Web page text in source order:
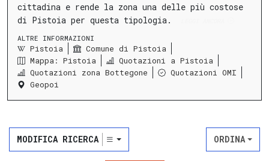
cittadina e rende la zona una delle più costose
di Pistoia per questa tipologia.
ALTRE INFORMAZIONI
Pistoia
Comune di Pistoia
Mappa: Pistoia
Quotazioni a Pistoia
Quotazioni zona Bottegone
Quotazioni OMI
Geopoi
MODIFICA RICERCA ORDINA